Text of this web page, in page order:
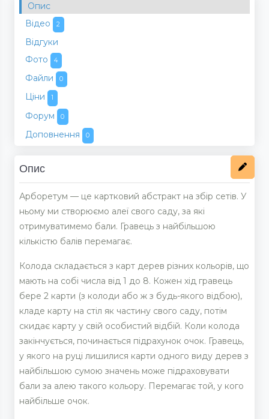
Опис
Відео
2
Відгуки
Фото
4
Файли 0
Ціни 1
Форум 0
Доповнення 0
Опис
Арборетум — це картковий абстракт на збір сетів. У
ньому ми створюємо алеї свого саду, за які
отримуватимемо бали. Гравець з найбільшою
кількістю балів перемагає.
Колода складається з карт дерев різних кольорів, що
мають на собі числа від 1 до 8. Кожен хід гравець
бере 2 карти (з колоди або ж з будь-якого відбою),
кладе карту на стіл як частину свого саду, потім
скидає карту у свій особистий відбій. Коли колода
закінчується, починається підрахунок очок. Гравець,
у якого на руці лишилися карти одного виду дерев з
найбільшою сумою значень може підраховувати
бали за алею такого кольору. Перемагає той, у кого
найбільше очок.